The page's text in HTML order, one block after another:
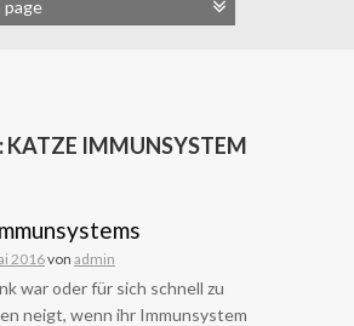
KATZE IMMUNSYSTEM
2016von admin
war oder für sich schnell zu
neigt, wenn ihr Immunsystem